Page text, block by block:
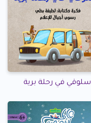
سلوقي في رحلة برية